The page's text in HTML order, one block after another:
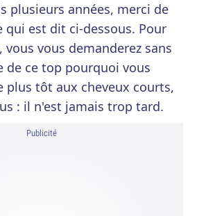
plusieurs années, merci de
est dit ci-dessous. Pour
vous demanderez sans
de ce top pourquoi vous
plus tôt aux cheveux courts,
: il n'est jamais trop tard.
Publicité